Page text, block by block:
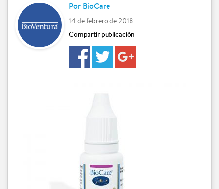
Por BioCare
14 de febrero de 2018
Compartir publicación